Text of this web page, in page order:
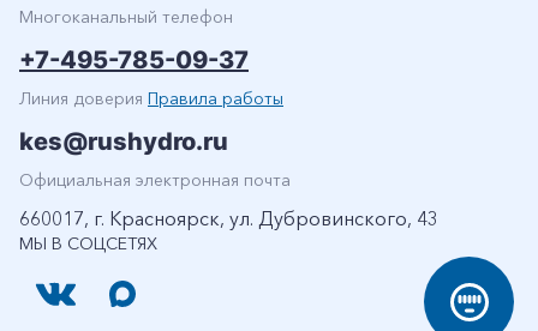
МЫ В СОЦСЕТЯХ
Многоканальный телефон
+7-495-785-09-37
Линия доверия Правила работы
kes@rushydro.ru
Официальная электронная почта
660017, г. Красноярск, ул. Дубровинского, 43